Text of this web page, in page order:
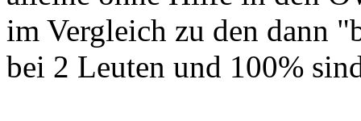
im Vergleich zu den dann
bei 2 Leuten und 100%